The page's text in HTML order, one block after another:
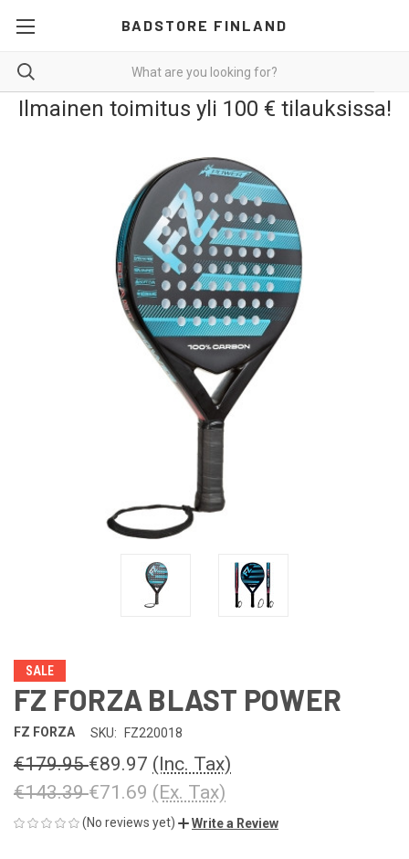
BADSTORE FINLAND
Ilmainen toimitus yli 100 € tilauksissa!
SALE
FZ FORZA BLAST POWER
FZ FORZA SKU: FZ220018
€179.95€89.97 (Inc. Tax)
€143.39€71.69 (Ex. Tax)
(No reviews yet) Write a Review